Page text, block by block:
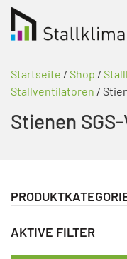
Startseite / Shop /
Stallventilatoren /
Stienen
Stienen SGS-
AKTIVE FILTER